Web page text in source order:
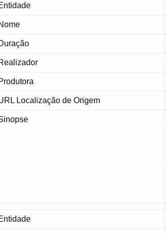
Localização de Origem